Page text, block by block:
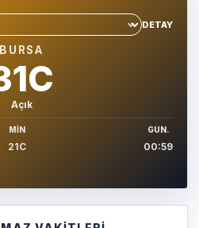
DETAY
BURSA
Açık
MIN
21C
GUN.
00:59